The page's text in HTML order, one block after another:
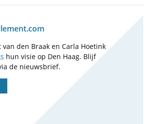
van den Braak en Carla Hoetink
hun visie op Den Haag. Blijf
de nieuwsbrief.